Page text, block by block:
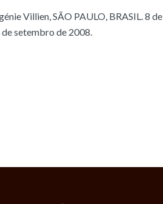
Villien, SÃO PAULO, BRASIL. 8 de
setembro de 2008.